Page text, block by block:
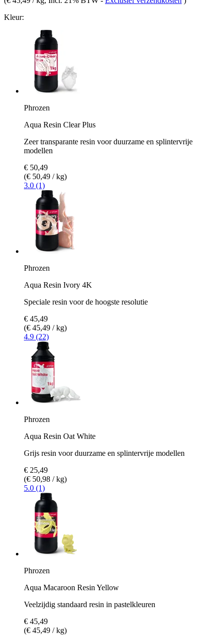
Kleur:
Phrozen
Aqua Resin Clear Plus
Zeer transparante resin voor duurzame en splintervrije
modellen
€ 50,49
(€ 50,49 / kg)
3.0 (1)
Phrozen
Aqua Resin Ivory 4K
Speciale resin voor de hoogste resolutie
€ 45,49
(€ 45,49 / kg)
4.9 (22)
Phrozen
Aqua Resin Oat White
Grijs resin voor duurzame en splintervrije modellen
€ 25,49
(€ 50,98 / kg)
5.0 (1)
Phrozen
Aqua Macaroon Resin Yellow
Veelzijdig standaard resin in pastelkleuren
€ 45,49
(€ 45,49 / kg)